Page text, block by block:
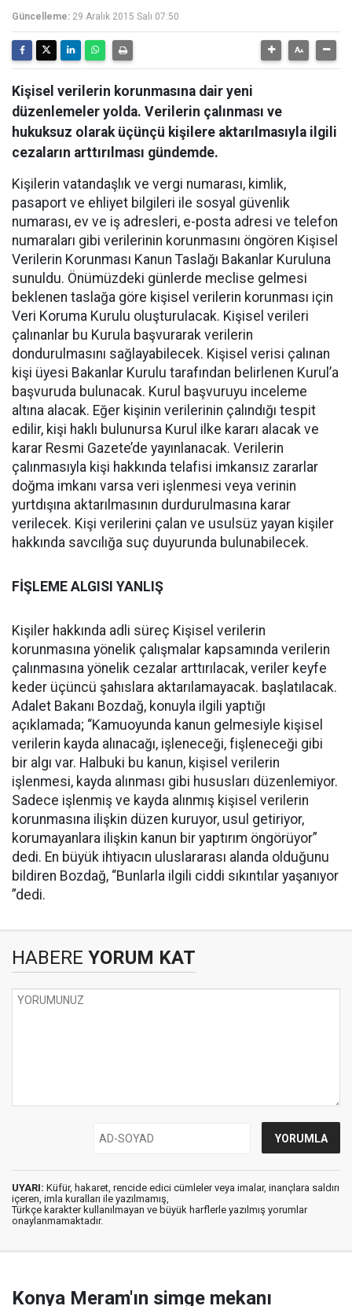
Güncelleme: 29 Aralık 2015 Salı 07:50
Kişisel verilerin korunmasına dair yeni
düzenlemeler yolda. Verilerin çalınması ve
hukuksuz olarak üçünçü kişilere aktarılmasıyla ilgili
cezaların arttırılması gündemde.
Kişilerin vatandaşlık ve vergi numarası, kimlik,
pasaport ve ehliyet bilgileri ile sosyal güvenlik
numarası, ev ve iş adresleri, e-posta adresi ve telefon
numaraları gibi verilerinin korunmasını öngören Kişisel
Verilerin Korunması Kanun Taslağı Bakanlar Kuruluna
sunuldu. Önümüzdeki günlerde meclise gelmesi
beklenen taslağa göre kişisel verilerin korunması için
Veri Koruma Kurulu oluşturulacak. Kişisel verileri
çalınanlar bu Kurula başvurarak verilerin
dondurulmasını sağlayabilecek. Kişisel verisi çalınan
kişi üyesi Bakanlar Kurulu tarafından belirlenen Kurul’a
başvuruda bulunacak. Kurul başvuruyu inceleme
altına alacak. Eğer kişinin verilerinin çalındığı tespit
edilir, kişi haklı bulunursa Kurul ilke kararı alacak ve
karar Resmi Gazete’de yayınlanacak. Verilerin
çalınmasıyla kişi hakkında telafisi imkansız zararlar
doğma imkanı varsa veri işlenmesi veya verinin
yurtdışına aktarılmasının durdurulmasına karar
verilecek. Kişi verilerini çalan ve usulsüz yayan kişiler
hakkında savcılığa suç duyurunda bulunabilecek.
FİŞLEME ALGISI YANLIŞ
Kişiler hakkında adli süreç Kişisel verilerin
korunmasına yönelik çalışmalar kapsamında verilerin
çalınmasına yönelik cezalar arttırılacak, veriler keyfe
keder üçüncü şahıslara aktarılamayacak. başlatılacak.
Adalet Bakanı Bozdağ, konuyla ilgili yaptığı
açıklamada; “Kamuoyunda kanun gelmesiyle kişisel
verilerin kayda alınacağı, işleneceği, fişleneceği gibi
bir algı var. Halbuki bu kanun, kişisel verilerin
işlenmesi, kayda alınması gibi hususları düzenlemiyor.
Sadece işlenmiş ve kayda alınmış kişisel verilerin
korunmasına ilişkin düzen kuruyor, usul getiriyor,
korumayanlara ilişkin kanun bir yaptırım öngörüyor”
dedi. En büyük ihtiyacın uluslararası alanda olduğunu
bildiren Bozdağ, “Bunlarla ilgili ciddi sıkıntılar yaşanıyor
”dedi.
HABERE YORUM KAT
UYARI: Küfür, hakaret, rencide edici cümleler veya imalar, inançlara saldırı
içeren, imla kuralları ile yazılmamış,
Türkçe karakter kullanılmayan ve büyük harflerle yazılmış yorumlar
onaylanmamaktadır.
Konya Meram'ın simge mekanı